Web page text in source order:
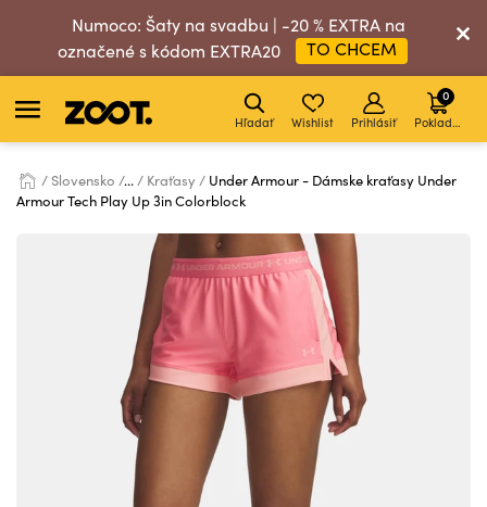
Numoco: Šaty na svadbu | -20 % EXTRA na
označené s kódom EXTRA20
TO CHCEM
Hľadať Wishlist Prihlásiť Pokladňa
0
Slovensko ... Kraťasy
Under Armour - Dámske kraťasy Under
Armour Tech Play Up 3in Colorblock